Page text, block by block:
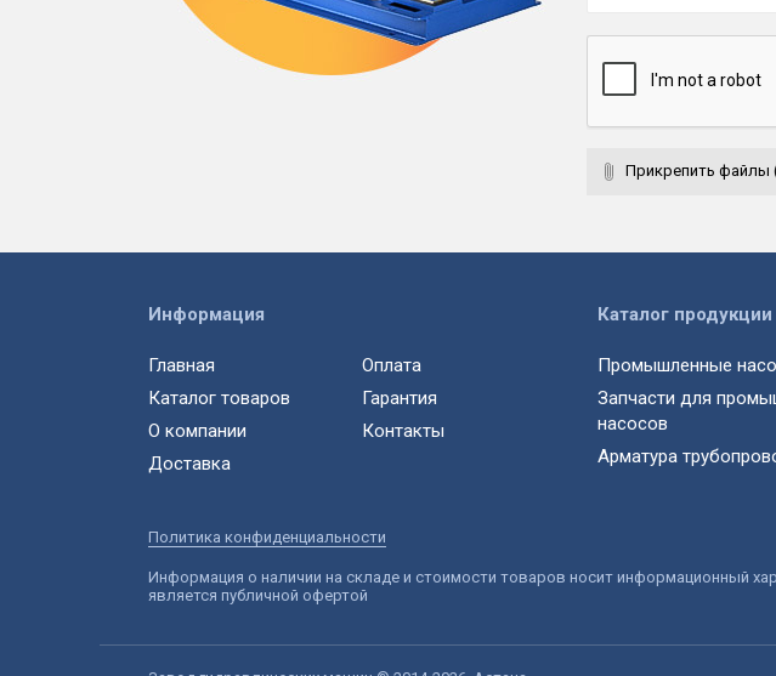
Прикрепить файлы
Информация
Главная
Каталог товаров
О компании
Доставка
Оплата
Гарантия
Контакты
Каталог продукции
Промышленные
Запчасти для
насосов
Арматура
Политика конфиденциальности
Информация о наличии на складе и стоимости товаров носит информационный
является публичной офертой